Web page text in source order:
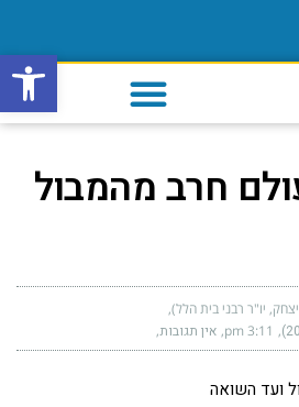
פתח
חרב מהמבול
יו"ר רבני בית הלל)
3:11 pm אין תגובות
ועד השואה